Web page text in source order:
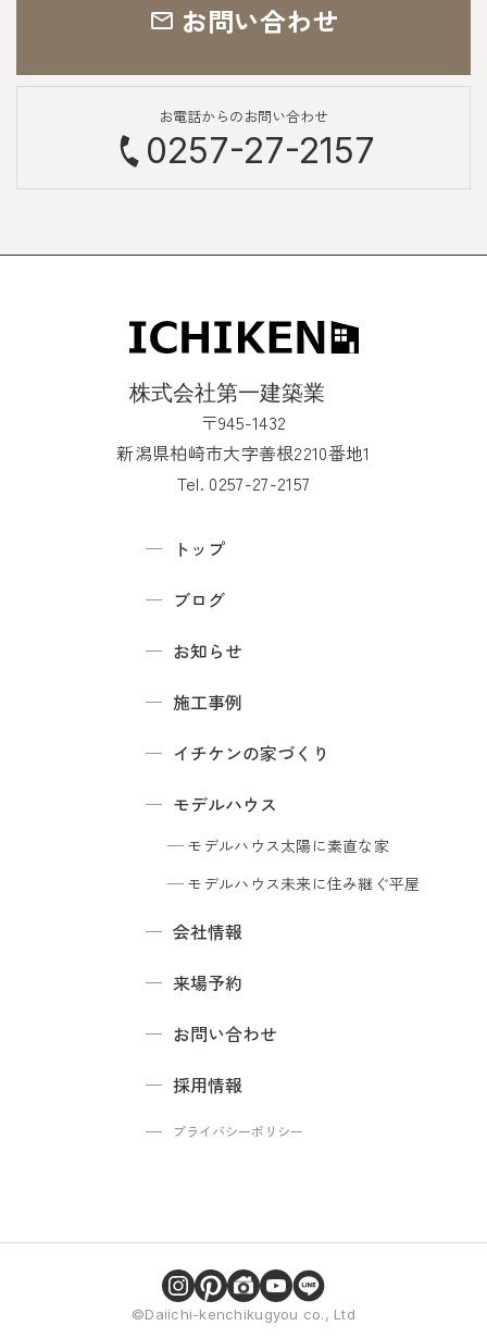
お問い合わせ
お電話からのお問い合わせ
0257-27-2157
〒945-1432
新潟県柏崎市大字善根2210番地1
Tel. 0257-27-2157
トップ
ブログ
お知らせ
施工事例
イチケンの家づくり
モデルハウス
モデルハウス太陽に素直な家
モデルハウス未来に住み継ぐ平屋
会社情報
来場予約
お問い合わせ
採用情報
プライバシーポリシー
©Daiichi-kenchikugyou co., Ltd